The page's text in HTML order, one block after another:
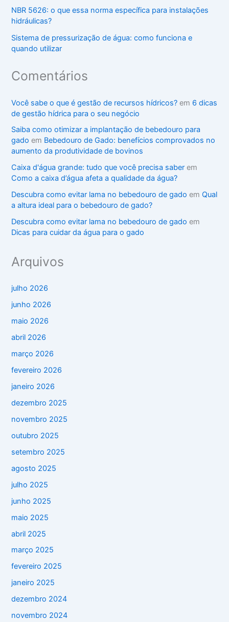
NBR 5626: o que essa norma específica para instalações
hidráulicas?
Sistema de pressurização de água: como funciona e
quando utilizar
Comentários
Você sabe o que é gestão de recursos hídricos? em 6 dicas
de gestão hídrica para o seu negócio
Saiba como otimizar a implantação de bebedouro para
gado em Bebedouro de Gado: benefícios comprovados no
aumento da produtividade de bovinos
Caixa d'água grande: tudo que você precisa saber em
Como a caixa d’água afeta a qualidade da água?
Descubra como evitar lama no bebedouro de gado em Qual
a altura ideal para o bebedouro de gado?
Descubra como evitar lama no bebedouro de gado em
Dicas para cuidar da água para o gado
Arquivos
julho 2026
junho 2026
maio 2026
abril 2026
março 2026
fevereiro 2026
janeiro 2026
dezembro 2025
novembro 2025
outubro 2025
setembro 2025
agosto 2025
julho 2025
junho 2025
maio 2025
abril 2025
março 2025
fevereiro 2025
janeiro 2025
dezembro 2024
novembro 2024